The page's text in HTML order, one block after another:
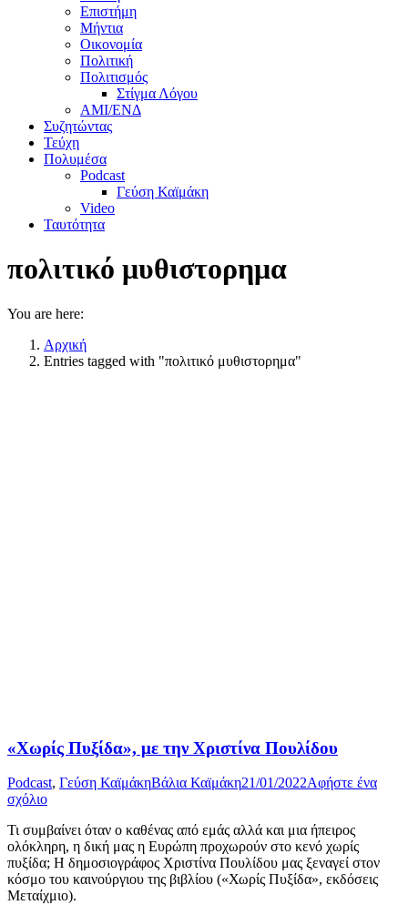
Επιστήμη
Μήντια
Οικονομία
Πολιτική
Πολιτισμός
Στίγμα Λόγου
AMI/ΕΝΔ
Συζητώντας
Τεύχη
Πολυμέσα
Podcast
Γεύση Καϊμάκη
Video
Ταυτότητα
πολιτικό μυθιστορημα
You are here:
Αρχική
Entries tagged with "πολιτικό μυθιστορημα"
«Χωρίς Πυξίδα», με την Χριστίνα Πουλίδου
Podcast, Γεύση ΚαϊμάκηΒάλια Καϊμάκη21/01/2022Αφήστε ένα
σχόλιο
Τι συμβαίνει όταν ο καθένας από εμάς αλλά και μια ήπειρος
ολόκληρη, η δική μας η Ευρώπη προχωρούν στο κενό χωρίς
πυξίδα; Η δημοσιογράφος Χριστίνα Πουλίδου μας ξεναγεί στον
κόσμο του καινούργιου της βιβλίου («Χωρίς Πυξίδα», εκδόσεις
Μεταίχμιο).